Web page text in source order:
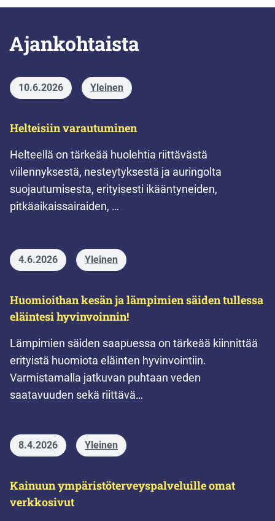
Ajankohtaista
10.6.2026 Yleinen
Helteisiin varautuminen
Helteellä on tärkeää huolehtia riittävästä
viilennyksestä, nesteytyksestä ja auringolta
suojautumisesta, erityisesti ikääntyneiden,
pitkäaikaissairaiden, …
4.6.2026 Yleinen
Huomioithan kesän ja lämpimien säiden tullessa
eläintesi hyvinvoinnin!
Lämpimien säiden saapuessa on tärkeää kiinnittää
erityistä huomiota eläinten hyvinvointiin.
Varmistamalla jatkuvan puhtaan veden
saatavuuden sekä riittävä…
8.4.2026 Yleinen
Kainuun ympäristöterveyspalveluille omat
verkkosivut